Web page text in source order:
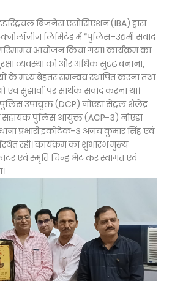
बिजनेस एसोसिएशन (IBA) द्वारा
लिमिटेड में “पुलिस–उद्यमी संवाद
आयोजन किया गया। कार्यक्रम का
व्यवस्था को और अधिक सुदृढ़ बनाना,
के मध्य बेहतर समन्वय स्थापित करना तथा
एवं सुझावों पर सार्थक संवाद करना था।
उपायुक्त (DCP) नोएडा सेंट्रल शैलेंद्र
सहायक पुलिस आयुक्त (ACP-3) नोएडा
प्रभारी इकोटेक-3 अजय कुमार सिंह एवं
रही। कार्यक्रम का शुभारंभ मुख्य
एवं स्मृति चिन्ह भेंट कर स्वागत एवं